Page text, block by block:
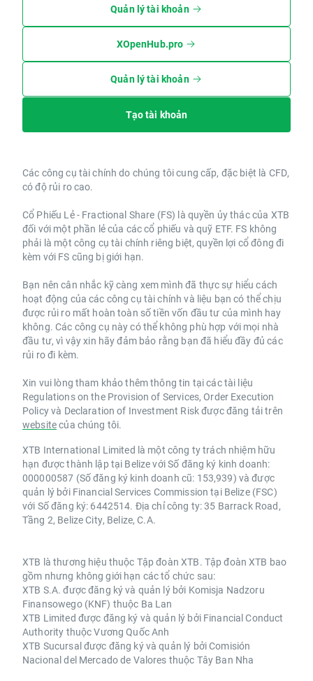
Quản lý tài khoản
XOpenHub.pro
Quản lý tài khoản
Tạo tài khoản
Các công cụ tài chính do chúng tôi cung cấp, đặc biệt là CFD,
có độ rủi ro cao.
Cổ Phiếu Lẻ - Fractional Share (FS) là quyền ủy thác của XTB
đối với một phần lẻ của các cổ phiếu và quỹ ETF. FS không
phải là một công cụ tài chính riêng biệt, quyền lợi cổ đông đi
kèm với FS cũng bị giới hạn.
Bạn nên cân nhắc kỹ càng xem mình đã thực sự hiểu cách
hoạt động của các công cụ tài chính và liệu bạn có thể chịu
được rủi ro mất hoàn toàn số tiền vốn đầu tư của mình hay
không. Các công cụ này có thể không phù hợp với mọi nhà
đầu tư, vì vậy xin hãy đảm bảo rằng bạn đã hiểu đầy đủ các
rủi ro đi kèm.
Xin vui lòng tham khảo thêm thông tin tại các tài liệu
Regulations on the Provision of Services, Order Execution
Policy và Declaration of Investment Risk được đăng tải trên
websitecủa chúng tôi.
XTB International Limited là một công ty trách nhiệm hữu
hạn được thành lập tại Belize với Số đăng ký kinh doanh:
000000587 (Số đăng ký kinh doanh cũ: 153,939) và được
quản lý bởi Financial Services Commission tại Belize (FSC)
với Số đăng ký: 6442514. Địa chỉ công ty: 35 Barrack Road,
Tầng 2, Belize City, Belize, C.A.
XTB là thương hiệu thuộc Tập đoàn XTB. Tập đoàn XTB bao
gồm nhưng không giới hạn các tổ chức sau:
XTB S.A. được đăng ký và quản lý bởi Komisja Nadzoru
Finansowego (KNF) thuộc Ba Lan
XTB Limited được đăng ký và quản lý bởi Financial Conduct
Authority thuộc Vương Quốc Anh
XTB Sucursal được đăng ký và quản lý bởi Comisión
Nacional del Mercado de Valores thuộc Tây Ban Nha